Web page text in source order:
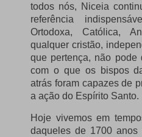
todos nós, Niceia
referência
Ortodoxa, Católica,
qualquer cristão,
que pertença, não pode
com o que os bispos
atrás foram capazes de
a ação do Espírito Santo.
Hoje vivemos em
daqueles de 1700